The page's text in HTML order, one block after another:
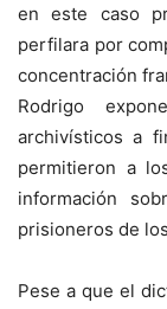
en este caso
perfilara por
concentración
Rodrigo
archivísticos a
permitieron a
información
prisioneros de
Pese a que el